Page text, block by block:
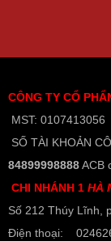
CÔNG TY CỔ
MST: 0107413056
SỐ TÀI KHOẢN
84899998888ACB
CHI NHÁNH 1 HÀ
Số 212 Thúy Lĩnh,
Điện thoại: